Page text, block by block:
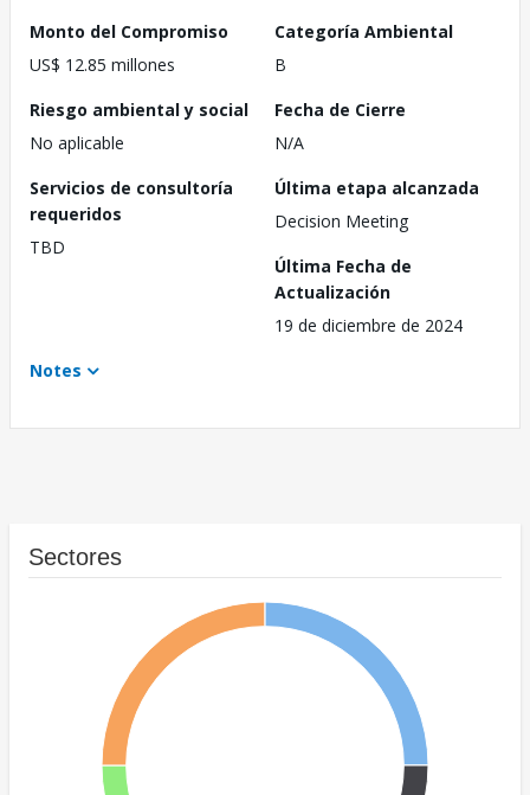
Monto del Compromiso
US$ 12.85 millones
Categoría Ambiental
B
Riesgo ambiental y social
No aplicable
Fecha de Cierre
N/A
Servicios de consultoría
requeridos
TBD
Última etapa alcanzada
Decision Meeting
Última Fecha de
Actualización
19 de diciembre de 2024
Notes
Sectores